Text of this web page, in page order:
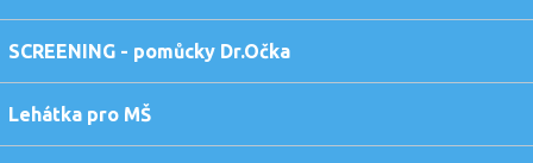
SCREENING - pomůcky Dr.Očka
Lehátka pro MŠ